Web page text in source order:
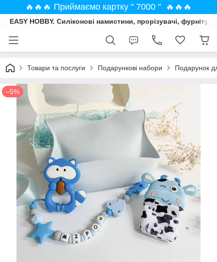
🔥🔥🔥 Приймаємо картку " 7000 " 🔥🔥🔥
EASY HOBBY. Силіконові намистини, прорізувачі,
Товари та послуги Подарункові набори Подарунок
–5%